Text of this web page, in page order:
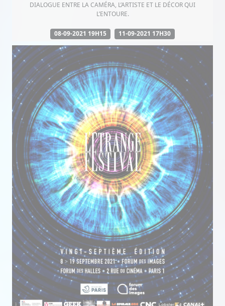
DIALOGUE ENTRE LA CAMÉRA, L’ARTISTE ET LE DÉCOR QUI
L’ENTOURE.
08-09-2021 19H15 11-09-2021 17H30